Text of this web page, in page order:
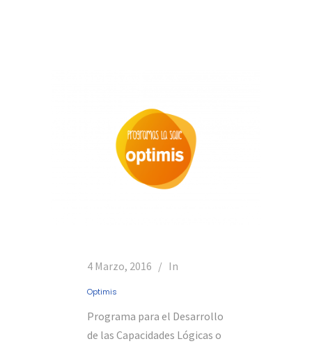
4 Marzo, 2016 In
Optimis
Programa para el Desarrollo
de las Capacidades Lógicas o